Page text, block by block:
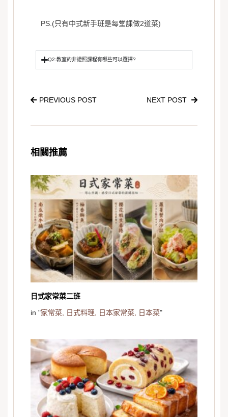
PS.(只有中式新手班是每堂課做2道菜)
Q2:教室的非證照課程有哪些可以選擇?
PREVIOUS POST NEXT POST
相關推薦
日式家常菜二班
in "家常菜, 日式料理, 日本家常菜, 日本菜"